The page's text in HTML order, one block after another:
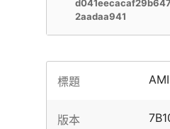
2aadaa941
標題
版本